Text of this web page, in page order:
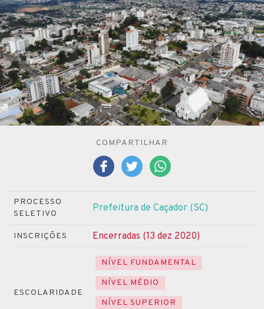
COMPARTILHAR
PROCESSO
SELETIVO
Prefeitura de Caçador (SC)
INSCRIÇÕES Encerradas (13 dez 2020)
ESCOLARIDADE
NÍVEL FUNDAMENTAL
NÍVEL MÉDIO
NÍVEL SUPERIOR